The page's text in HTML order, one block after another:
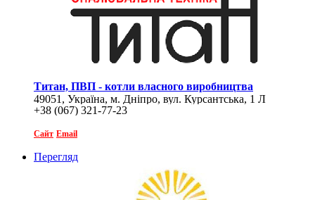
Титан, ПВП - котли власного виробництва
49051, Україна, м. Дніпро, вул. Курсантська, 1 Л
+38 (067) 321-77-23
Сайт Email
Перегляд